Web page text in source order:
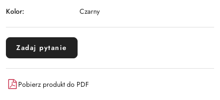
Kolor:
Czarny
Zadaj pytanie
Pobierz produkt do PDF